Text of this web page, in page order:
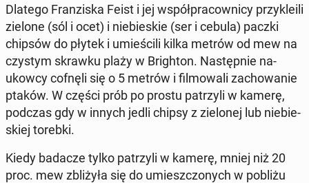
Dlatego Fran­zi­ska Feist i jej współ­pra­cow­ni­cy przy­kle­ili
zielone (sól i ocet) i nie­bie­skie (ser i cebula) paczki
chipsów do płytek i umie­ści­li kilka metrów od mew na
czystym skrawku plaży w Bri­gh­ton. Na­stęp­nie na­
ukow­cy cofnęli się o 5 metrów i fil­mo­wa­li za­cho­wa­nie
ptaków. W części prób po prostu pa­trzy­li w kamerę,
podczas gdy w innych jedli chipsy z zie­lo­nej lub nie­bie­
skiej torebki.
Kiedy badacze tylko pa­trzy­li w kamerę, mniej niż 20
proc. mew zbli­ży­ła się do umiesz­czo­nych w pobliżu